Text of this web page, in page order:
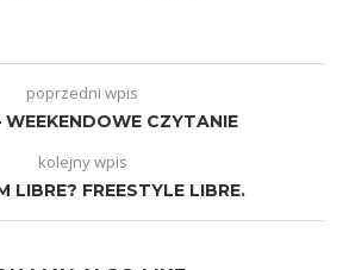
poprzedni wpis
WEEKENDOWE CZYTANIE
kolejny wpis
LIBRE? FREESTYLE LIBRE.